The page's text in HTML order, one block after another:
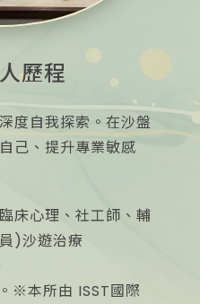
歷程
度自我探索。在沙盤
己、提升專業敏感
床心理、社工師、輔
)沙遊治療
※本所由 ISST國際